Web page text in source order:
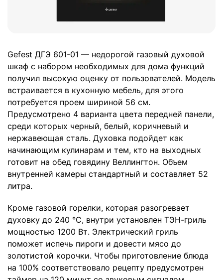
Gefest ДГЭ 601-01 — недорогой газовый духовой
шкаф с набором необходимых для дома функций
получил высокую оценку от пользователей. Модель
встраивается в кухонную мебель, для этого
потребуется проем шириной 56 см.
Предусмотрено 4 варианта цвета передней панели,
среди которых черный, белый, коричневый и
нержавеющая сталь. Духовка подойдет как
начинающим кулинарам и тем, кто на выходных
готовит на обед говядину Веллингтон. Объем
внутренней камеры стандартный и составляет 52
литра.
Кроме газовой горелки, которая разогревает
духовку до 240 °C, внутри установлен ТЭН-гриль
мощностью 1200 Вт. Электрический гриль
поможет испечь пироги и довести мясо до
золотистой корочки. Чтобы приготовление блюда
на 100% соответствовало рецепту предусмотрен